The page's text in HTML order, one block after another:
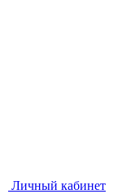
Личный кабинет